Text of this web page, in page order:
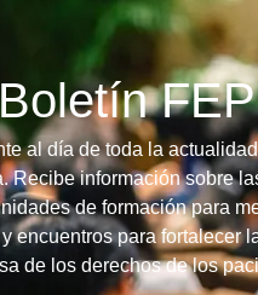
FEP
al día de toda la
Recibe información sobre
de formación para
encuentros para fortalecer
de los derechos de los